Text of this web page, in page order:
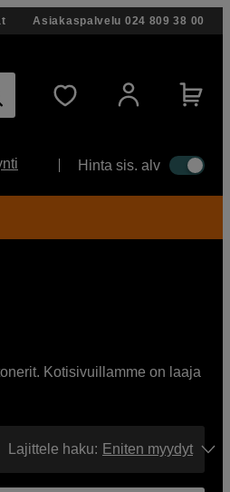
Asiakaspalvelu 024 809 38 00
Hinta sis. alv
Kotisivuillamme on laaja
Lajittele haku: Eniten myydyt